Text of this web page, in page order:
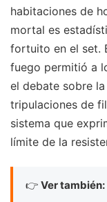
habitaciones de
mortal es
fortuito en el set.
fuego permitió a
el debate sobre
tripulaciones de
sistema que
límite de la
👉 Ver también: